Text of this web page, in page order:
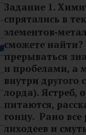
Задание 1.
спрятались в
сможете найти?
прерываться
и пробелами, а
внутри другого
лорда). Ястреб,
питаются,
гонцу. Рано все
лиходеев и